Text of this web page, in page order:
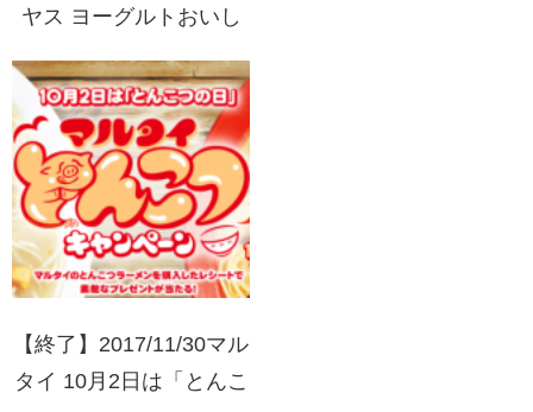
ヤス ヨーグルトおいし
【終了】2017/11/30マル
タイ 10月2日は「とんこ